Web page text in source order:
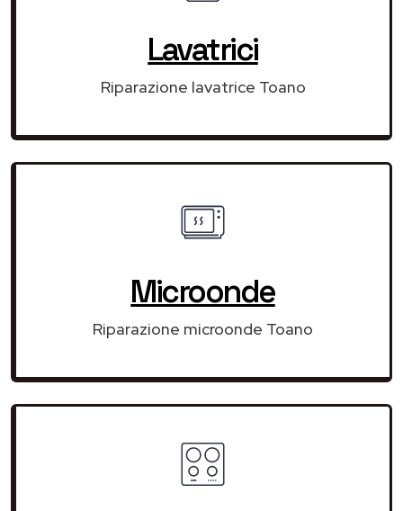
Lavatrici
Riparazione lavatrice Toano
Microonde
Riparazione microonde Toano